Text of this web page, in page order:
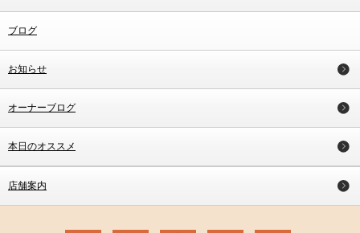
ブログ
お知らせ
オーナーブログ
本日のオススメ
店舗案内